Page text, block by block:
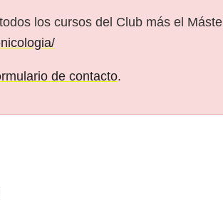
los cursos del Club más el
de contacto.